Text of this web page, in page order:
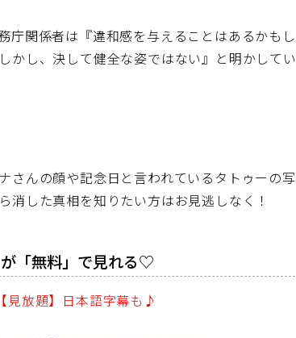
庁関係者は『違和感を与えることはあるかもし
かし、決して健全な姿ではない』と明かしてい
さんの顔や記念日と言われているタトゥーの写
消した真相を知りたい方はお見逃しなく！
が「無料」で見れる♡
見放題】日本語字幕も♪